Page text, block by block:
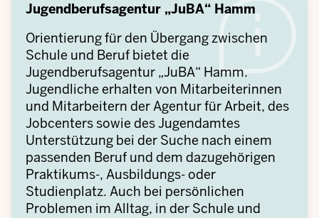
Jugendberufsagentur „JuBA“ Hamm
Orientierung für den Übergang zwischen
Schule und Beruf bietet die
Jugendberufsagentur „JuBA“ Hamm.
Jugendliche erhalten von Mitarbeiterinnen
und Mitarbeitern der Agentur für Arbeit, des
Jobcenters sowie des Jugendamtes
Unterstützung bei der Suche nach einem
passenden Beruf und dem dazugehörigen
Praktikums-, Ausbildungs- oder
Studienplatz. Auch bei persönlichen
Problemen im Alltag, in der Schule und